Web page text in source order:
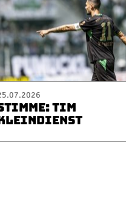
TIM